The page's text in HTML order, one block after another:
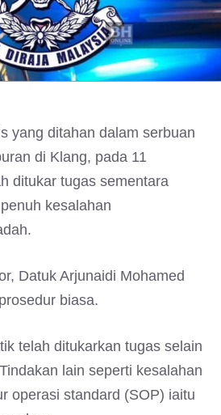
yang ditahan dalam serbuan
di Klang, pada 11
ditukar tugas sementara
kesalahan
Datuk Arjunaidi Mohamed
biasa.
telah ditukarkan tugas selain
lain seperti kesalahan
operasi standard (SOP) iaitu